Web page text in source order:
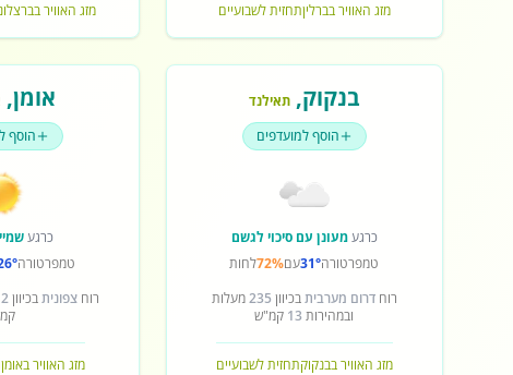
מזג האוויר בברליןתחזית לשבועיים מזג האוויר
בנקוק,תאילנד
הוסף למועדפים
כרגעמעונן עם סיכוי לגשם
טמפרטורה31°עם72%לחות
רוחדרום מערביתבכיוון 235מעלות
ובמהירות 13 קמ"ש
מזג האוויר בבנקוקתחזית לשבועיים
אומן,
הוסף
כרגע
טמפרטורה
רוח צפוניתבכיוון2
מזג האוויר באומן